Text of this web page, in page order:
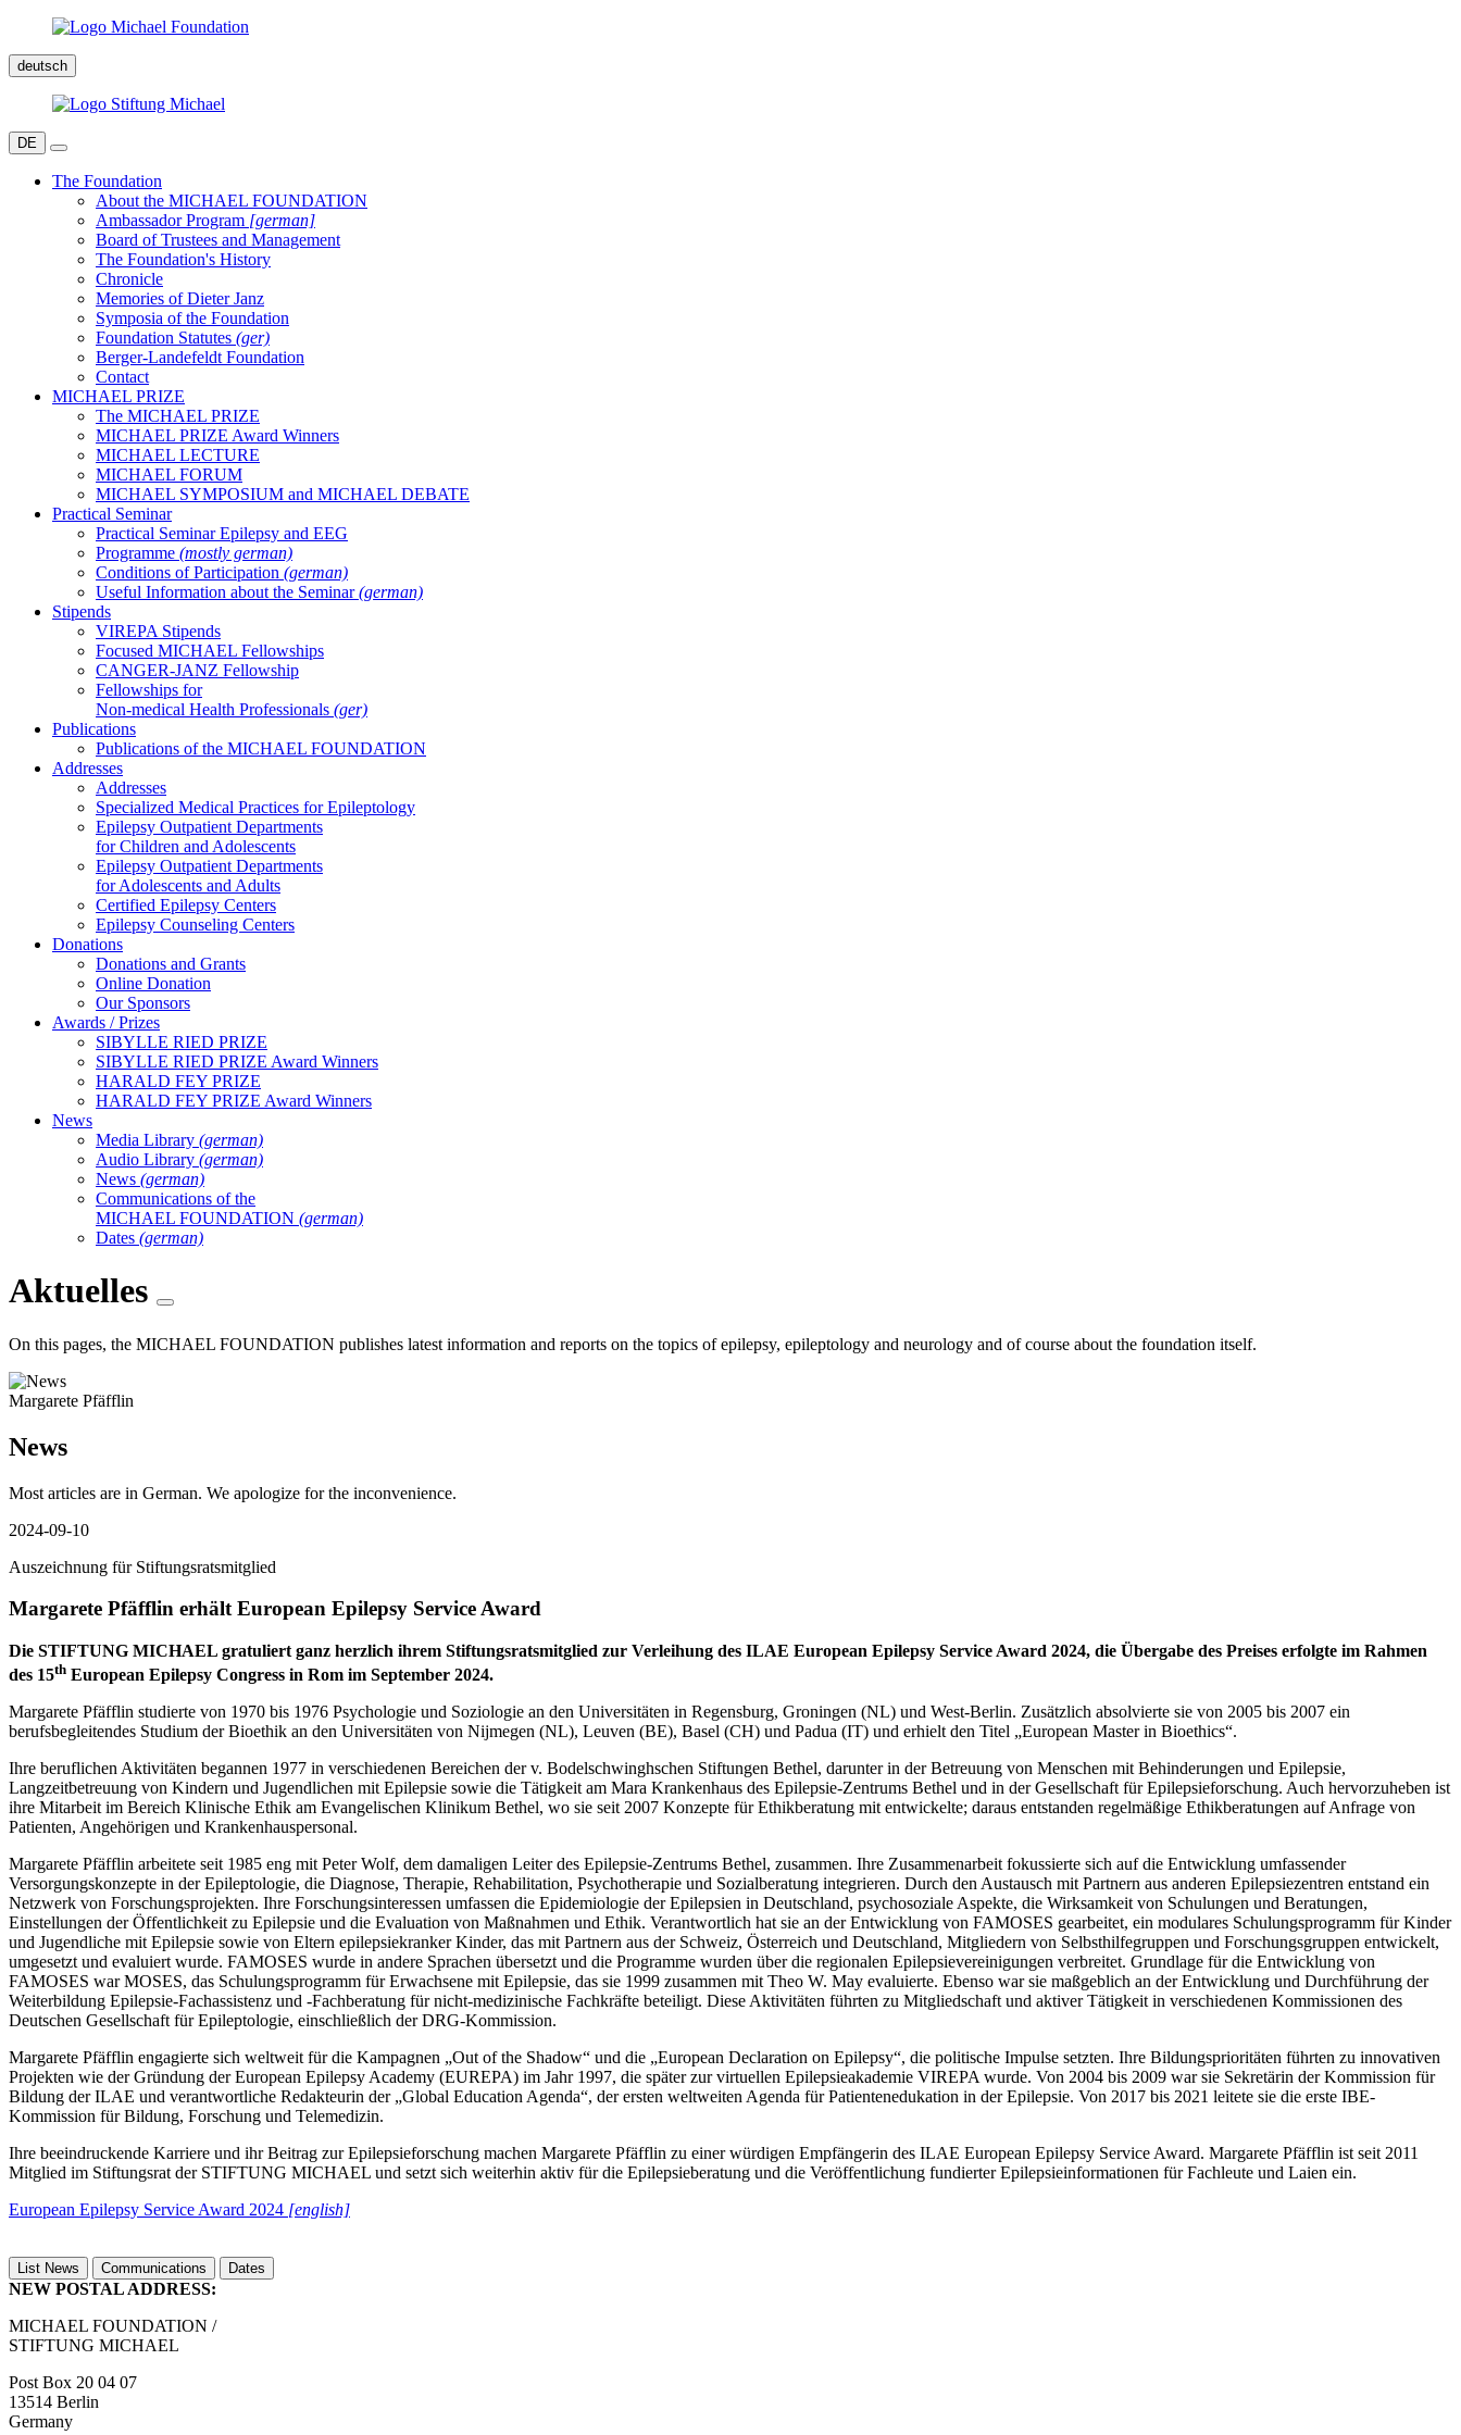
deutsch
DE
The Foundation
About the MICHAEL FOUNDATION
Ambassador Program [german]
Board of Trustees and Management
The Foundation's History
Chronicle
Memories of Dieter Janz
Symposia of the Foundation
Foundation Statutes (ger)
Berger-Landefeldt Foundation
Contact
MICHAEL PRIZE
The MICHAEL PRIZE
MICHAEL PRIZE Award Winners
MICHAEL LECTURE
MICHAEL FORUM
MICHAEL SYMPOSIUM and MICHAEL DEBATE
Practical Seminar
Practical Seminar Epilepsy and EEG
Programme (mostly german)
Conditions of Participation (german)
Useful Information about the Seminar(german)
Stipends
VIREPA Stipends
Focused MICHAEL Fellowships
CANGER-JANZ Fellowship
Fellowships for
Non-medical Health Professionals (ger)
Publications
Publications of the MICHAEL FOUNDATION
Addresses
Addresses
Specialized Medical Practices for Epileptology
Epilepsy Outpatient Departments
for Children and Adolescents
Epilepsy Outpatient Departments
for Adolescents and Adults
Certified Epilepsy Centers
Epilepsy Counseling Centers
Donations
Donations and Grants
Online Donation
Our Sponsors
Awards / Prizes
SIBYLLE RIED PRIZE
SIBYLLE RIED PRIZE Award Winners
HARALD FEY PRIZE
HARALD FEY PRIZE Award Winners
News
Media Library (german)
Audio Library (german)
News (german)
Communications of the
MICHAEL FOUNDATION (german)
Dates (german)
Aktuelles
On this pages, the MICHAEL FOUNDATION publishes latest information and reports on the topics of epilepsy, epileptology and neurology and of course about the foundation itself.
Margarete Pfäfflin
News
Most articles are in German. We apologize for the inconvenience.
2024-09-10
Auszeichnung für Stiftungsratsmitglied
Margarete Pfäfflin erhält European Epilepsy Service Award
Die STIFTUNG MICHAEL gratuliert ganz herzlich ihrem Stiftungsratsmitglied zur Verleihung des ILAE European Epilepsy Service Award 2024, die Übergabe des Preises erfolgte im Rahmen
des 15th European Epilepsy Congress in Rom im September 2024.
Margarete Pfäfflin studierte von 1970 bis 1976 Psychologie und Soziologie an den Universitäten in Regensburg, Groningen (NL) und West-Berlin. Zusätzlich absolvierte sie von 2005 bis 2007 ein
berufsbegleitendes Studium der Bioethik an den Universitäten von Nijmegen (NL), Leuven (BE), Basel (CH) und Padua (IT) und erhielt den Titel „European Master in Bioethics“.
Ihre beruflichen Aktivitäten begannen 1977 in verschiedenen Bereichen der v. Bodelschwinghschen Stiftungen Bethel, darunter in der Betreuung von Menschen mit Behinderungen und Epilepsie,
Langzeitbetreuung von Kindern und Jugendlichen mit Epilepsie sowie die Tätigkeit am Mara Krankenhaus des Epilepsie-Zentrums Bethel und in der Gesellschaft für Epilepsieforschung. Auch hervorzuheben ist
ihre Mitarbeit im Bereich Klinische Ethik am Evangelischen Klinikum Bethel, wo sie seit 2007 Konzepte für Ethikberatung mit entwickelte; daraus entstanden regelmäßige Ethikberatungen auf Anfrage von
Patienten, Angehörigen und Krankenhauspersonal.
Margarete Pfäfflin arbeitete seit 1985 eng mit Peter Wolf, dem damaligen Leiter des Epilepsie-Zentrums Bethel, zusammen. Ihre Zusammenarbeit fokussierte sich auf die Entwicklung umfassender
Versorgungskonzepte in der Epileptologie, die Diagnose, Therapie, Rehabilitation, Psychotherapie und Sozialberatung integrieren. Durch den Austausch mit Partnern aus anderen Epilepsiezentren entstand ein
Netzwerk von Forschungsprojekten. Ihre Forschungsinteressen umfassen die Epidemiologie der Epilepsien in Deutschland, psychosoziale Aspekte, die Wirksamkeit von Schulungen und Beratungen,
Einstellungen der Öffentlichkeit zu Epilepsie und die Evaluation von Maßnahmen und Ethik. Verantwortlich hat sie an der Entwicklung von FAMOSES gearbeitet, ein modulares Schulungsprogramm für Kinder
und Jugendliche mit Epilepsie sowie von Eltern epilepsiekranker Kinder, das mit Partnern aus der Schweiz, Österreich und Deutschland, Mitgliedern von Selbsthilfegruppen und Forschungsgruppen entwickelt,
umgesetzt und evaluiert wurde. FAMOSES wurde in andere Sprachen übersetzt und die Programme wurden über die regionalen Epilepsievereinigungen verbreitet. Grundlage für die Entwicklung von
FAMOSES war MOSES, das Schulungsprogramm für Erwachsene mit Epilepsie, das sie 1999 zusammen mit Theo W. May evaluierte. Ebenso war sie maßgeblich an der Entwicklung und Durchführung der
Weiterbildung Epilepsie-Fachassistenz und -Fachberatung für nicht-medizinische Fachkräfte beteiligt. Diese Aktivitäten führten zu Mitgliedschaft und aktiver Tätigkeit in verschiedenen Kommissionen des
Deutschen Gesellschaft für Epileptologie, einschließlich der DRG-Kommission.
Margarete Pfäfflin engagierte sich weltweit für die Kampagnen „Out of the Shadow“ und die „European Declaration on Epilepsy“, die politische Impulse setzten. Ihre Bildungsprioritäten führten zu innovativen
Projekten wie der Gründung der European Epilepsy Academy (EUREPA) im Jahr 1997, die später zur virtuellen Epilepsieakademie VIREPA wurde. Von 2004 bis 2009 war sie Sekretärin der Kommission für
Bildung der ILAE und verantwortliche Redakteurin der „Global Education Agenda“, der ersten weltweiten Agenda für Patientenedukation in der Epilepsie. Von 2017 bis 2021 leitete sie die erste IBE-
Kommission für Bildung, Forschung und Telemedizin.
Ihre beeindruckende Karriere und ihr Beitrag zur Epilepsieforschung machen Margarete Pfäfflin zu einer würdigen Empfängerin des ILAE European Epilepsy Service Award. Margarete Pfäfflin ist seit 2011
Mitglied im Stiftungsrat der STIFTUNG MICHAEL und setzt sich weiterhin aktiv für die Epilepsieberatung und die Veröffentlichung fundierter Epilepsieinformationen für Fachleute und Laien ein.
European Epilepsy Service Award 2024 [english]
List News Communications Dates
NEW POSTAL ADDRESS:
MICHAEL FOUNDATION /
STIFTUNG MICHAEL
Post Box 20 04 07
13514 Berlin
Germany